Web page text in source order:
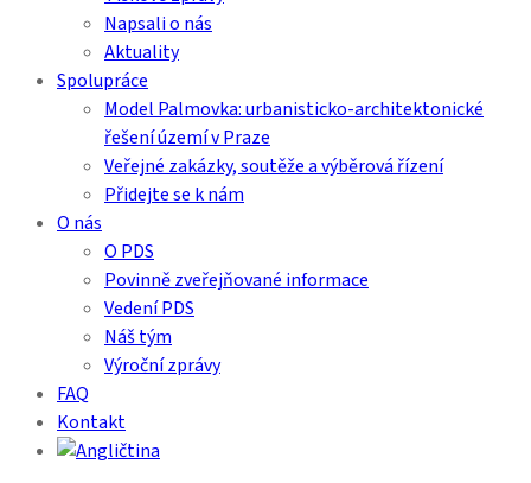
Napsali o nás
Aktuality
Spolupráce
Model Palmovka: urbanisticko-architektonické
řešení území v Praze
Veřejné zakázky, soutěže a výběrová řízení
Přidejte se k nám
O nás
O PDS
Povinně zveřejňované informace
Vedení PDS
Náš tým
Výroční zprávy
FAQ
Kontakt